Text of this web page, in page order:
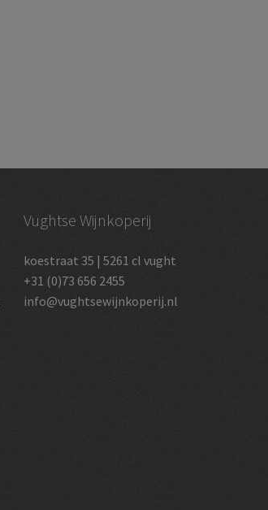
Vughtse Wijnkoperij
koestraat 35 | 5261 cl vught
+31 (0)73 656 2455
info@vughtsewijnkoperij.nl